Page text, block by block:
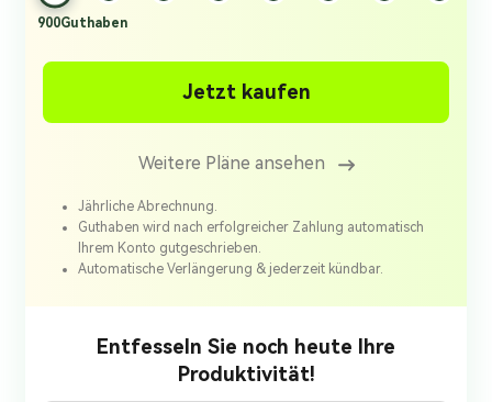
900Guthaben
Jetzt kaufen
Weitere Pläne ansehen
Jährliche Abrechnung.
Guthaben wird nach erfolgreicher Zahlung automatisch
Ihrem Konto gutgeschrieben.
Automatische Verlängerung & jederzeit kündbar.
Entfesseln Sie noch heute Ihre
Produktivität!